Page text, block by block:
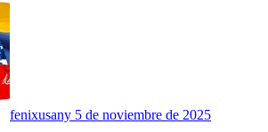
fenixusany 5 de noviembre de 2025